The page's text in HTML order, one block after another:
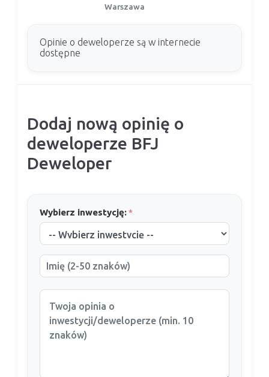
Warszawa
Opinie o deweloperze są w internecie
dostępne
Dodaj nową opinię o
deweloperze BFJ
Deweloper
Wybierz inwestycję:*